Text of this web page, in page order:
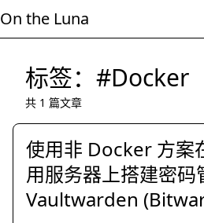
On the Luna
标签：#Docker
共 1 篇文章
使用非 Docker 方案
用服务器上搭建密码
Vaultwarden